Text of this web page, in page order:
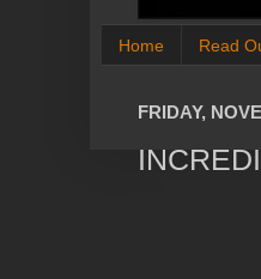
Home Read
FRIDAY,